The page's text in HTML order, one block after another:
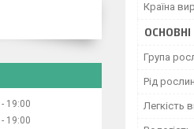
Країна
ОСНОВНІ
Група
Рід
Легкість
19:00
19:00